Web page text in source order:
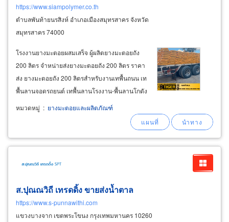
https://www.siampolymer.co.th
ตำบลพันท้ายนรสิงห์ อำเภอเมืองสมุทรสาคร จังหวัด
สมุทรสาคร 74000
โรงงานยางมะตอยผสมเสร็จ ผู้ผลิตยางมะตอยถัง
200 ลิตร จำหน่ายส่งยางมะตอยถัง 200 ลิตร ราคา
ส่ง ยางมะตอยถัง 200 ลิตรสำหรับงานเทพื้นถนน เท
พื้นลานจอดรถยนต์ เทพื้นลานโรงงาน-พื้นลานโกดัง
เทพื้นทางเดิน-ทางวิ่งและทางจักรยาน งานซ่อม
ปรับผิวถนนที่เสียหายเป็นช่วงๆ เป็นหลุมเป็นบ่อและ
หมวดหมู่ : ยางมะตอยและผลิตภัณฑ์
ส.ปุณณวิถี เทรดดิ้ง ขายส่งน้ำตาล
https://www.s-punnawithi.com
แขวงบางจาก เขตพระโขนง กรุงเทพมหานคร 10260